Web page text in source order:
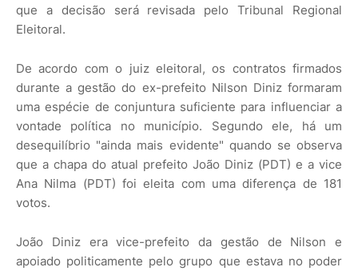
que a decisão será revisada pelo Tribunal Regional
Eleitoral.
De acordo com o juiz eleitoral, os contratos firmados
durante a gestão do ex-prefeito Nilson Diniz formaram
uma espécie de conjuntura suficiente para influenciar a
vontade política no município. Segundo ele, há um
desequilíbrio "ainda mais evidente" quando se observa
que a chapa do atual prefeito João Diniz (PDT) e a vice
Ana Nilma (PDT) foi eleita com uma diferença de 181
votos.
João Diniz era vice-prefeito da gestão de Nilson e
apoiado politicamente pelo grupo que estava no poder